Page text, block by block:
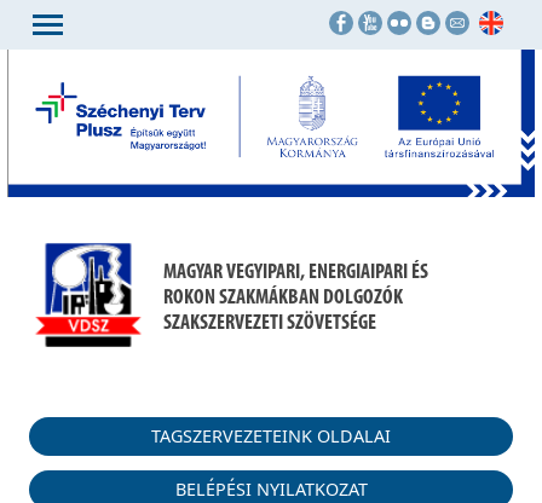
MAGYAR VEGYIPARI, ENERGIAIPARI ÉS
ROKON SZAKMÁKBAN DOLGOZÓK
SZAKSZERVEZETI SZÖVETSÉGE
TAGSZERVEZETEINK OLDALAI
BELÉPÉSI NYILATKOZAT